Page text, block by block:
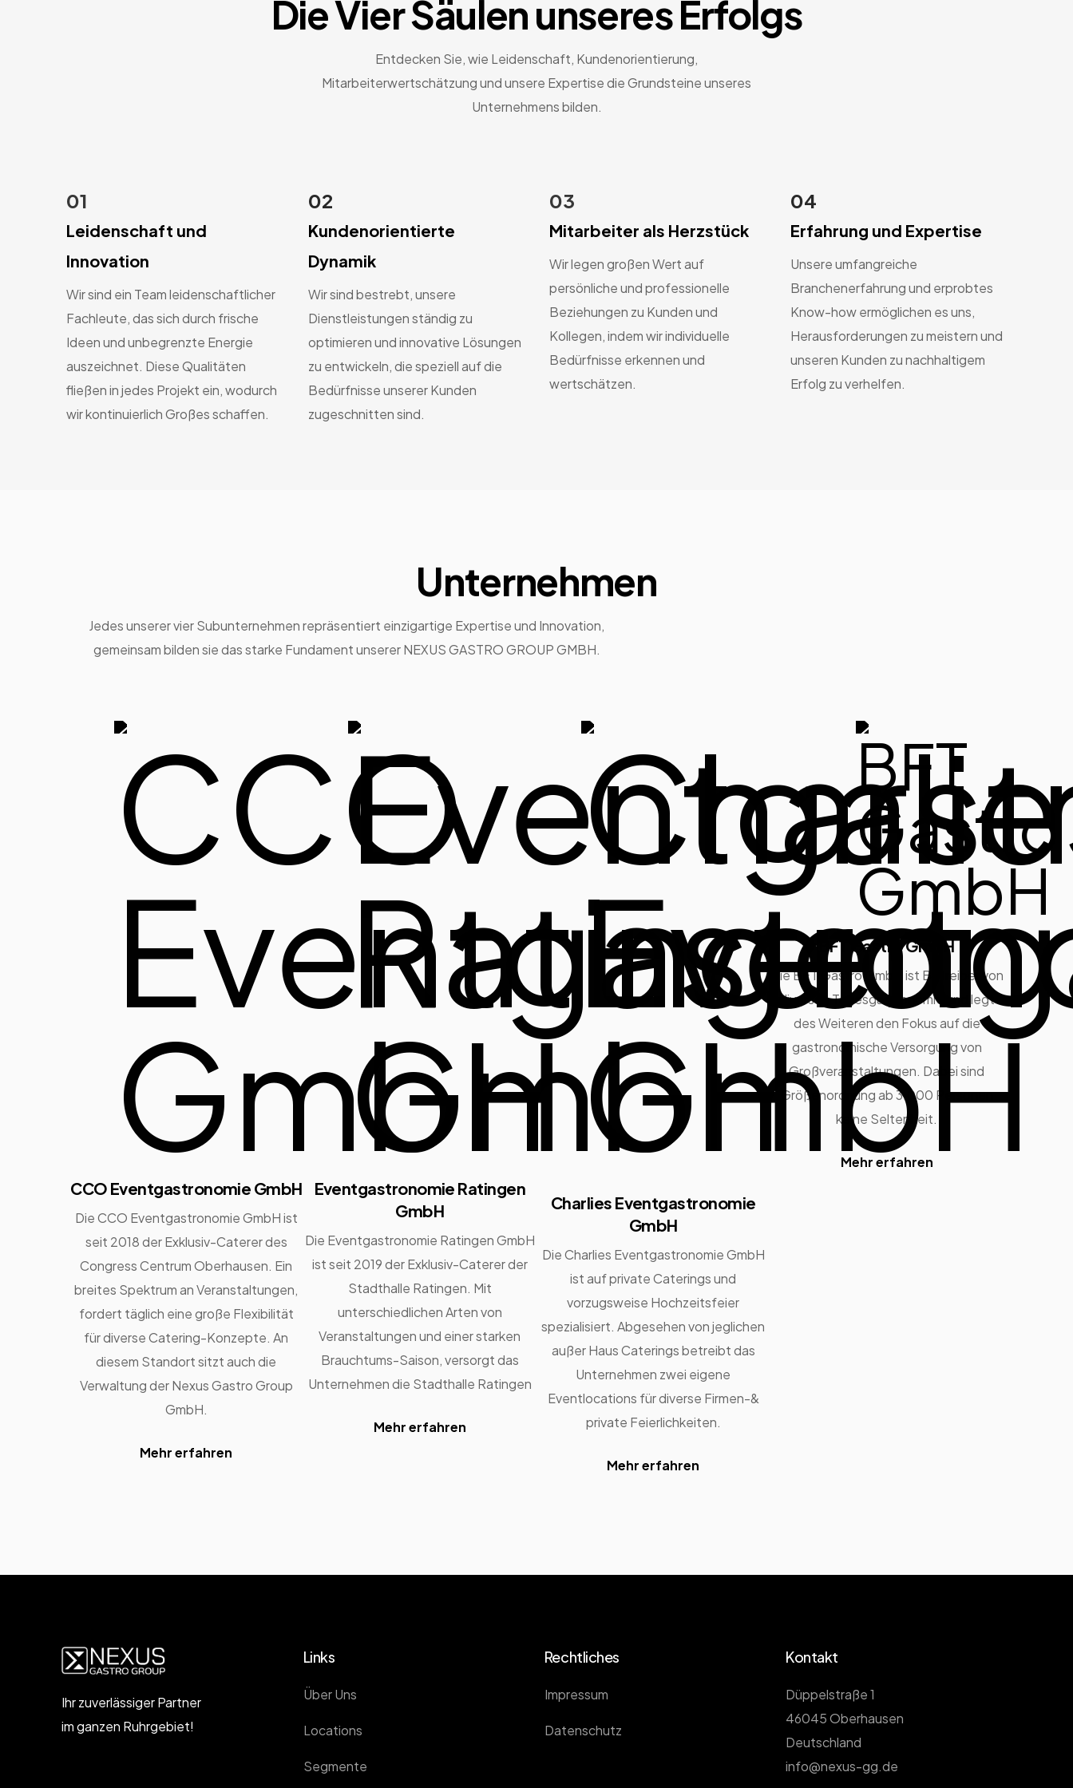
Die Vier Säulen unseres Erfolgs
Entdecken Sie, wie Leidenschaft, Kundenorientierung,
Mitarbeiterwertschätzung und unsere Expertise die Grundsteine unseres
Unternehmens bilden.
01
Leidenschaft und
Innovation
Wir sind ein Team leidenschaftlicher
Fachleute, das sich durch frische
Ideen und unbegrenzte Energie
auszeichnet. Diese Qualitäten
fließen in jedes Projekt ein, wodurch
wir kontinuierlich Großes schaffen.
02
Kundenorientierte
Dynamik
Wir sind bestrebt, unsere
Dienstleistungen ständig zu
optimieren und innovative Lösungen
zu entwickeln, die speziell auf die
Bedürfnisse unserer Kunden
zugeschnitten sind.
03
Mitarbeiter als Herzstück
Wir legen großen Wert auf
persönliche und professionelle
Beziehungen zu Kunden und
Kollegen, indem wir individuelle
Bedürfnisse erkennen und
wertschätzen.
04
Erfahrung und Expertise
Unsere umfangreiche
Branchenerfahrung und erprobtes
Know-how ermöglichen es uns,
Herausforderungen zu meistern und
unseren Kunden zu nachhaltigem
Erfolg zu verhelfen.
Unternehmen
Jedes unserer vier Subunternehmen repräsentiert einzigartige Expertise und Innovation,
gemeinsam bilden sie das starke Fundament unserer NEXUS GASTRO GROUP GMBH.
CCO Eventgastronomie GmbH
Die CCO Eventgastronomie GmbH ist
seit 2018 der Exklusiv-Caterer des
Congress Centrum Oberhausen. Ein
breites Spektrum an Veranstaltungen,
fordert täglich eine große Flexibilität
für diverse Catering-Konzepte. An
diesem Standort sitzt auch die
Verwaltung der Nexus Gastro Group
GmbH.
Mehr erfahren
Eventgastronomie Ratingen
GmbH
Die Eventgastronomie Ratingen GmbH
ist seit 2019 der Exklusiv-Caterer der
Stadthalle Ratingen. Mit
unterschiedlichen Arten von
Veranstaltungen und einer starken
Brauchtums-Saison, versorgt das
Unternehmen die Stadthalle Ratingen
Mehr erfahren
Charlies Eventgastronomie
GmbH
Die Charlies Eventgastronomie GmbH
ist auf private Caterings und
vorzugsweise Hochzeitsfeier
spezialisiert. Abgesehen von jeglichen
außer Haus Caterings betreibt das
Unternehmen zwei eigene
Eventlocations für diverse Firmen-&
private Feierlichkeiten.
Mehr erfahren
BFT Gastro GmbH
Die BFT Gastro GmbH ist Betreiber von
diversen Tagesgastronomie und legt
des Weiteren den Fokus auf die
gastronomische Versorgung von
Großveranstaltungen. Dabei sind
Größenordnung ab 3.000 Personen
keine Seltenheit.
Mehr erfahren
Ihr zuverlässiger Partner
im ganzen Ruhrgebiet!
Links
Über Uns
Locations
Segmente
Rechtliches
Impressum
Datenschutz
Kontakt
Düppelstraße 1
46045 Oberhausen
Deutschland
info@nexus-gg.de